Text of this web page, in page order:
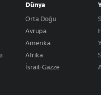
Dünya
Orta Doğu
Avrupa
Amerika
Afrika
İsrail-Gazze